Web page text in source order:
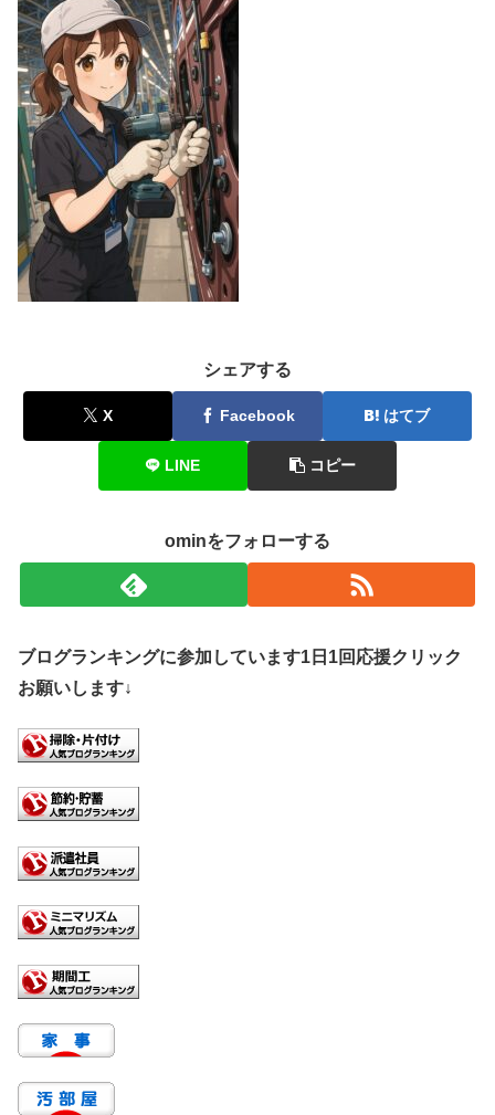
シェアする
X Facebook はてブ
LINE コピー
ominをフォローする
ブログランキングに参加しています1日1回応援クリック
お願いします↓